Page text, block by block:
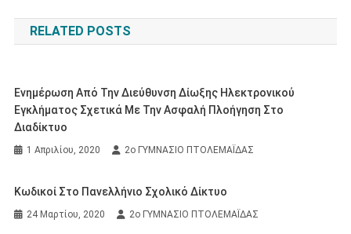
άρθρων
RELATED POSTS
Ενημέρωση Από Την Διεύθυνση Δίωξης Ηλεκτρονικού
Εγκλήματος Σχετικά Με Την Ασφαλή Πλοήγηση Στο
Διαδίκτυο
1 Απριλίου, 2020 2ο ΓΥΜΝΑΣΙΟ ΠΤΟΛΕΜΑΪΔΑΣ
Κωδικοί Στο Πανελλήνιο Σχολικό Δίκτυο
24 Μαρτίου, 2020 2ο ΓΥΜΝΑΣΙΟ ΠΤΟΛΕΜΑΪΔΑΣ